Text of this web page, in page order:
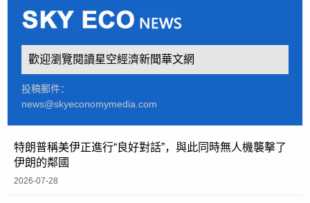
歡迎瀏覽閱讀星空經濟新聞華文網
投稿郵件：
news@skyeconomymedia.com
特朗普稱美伊正進行“良好對話”，與此同時無人機襲擊了
伊朗的鄰國
2026-07-28